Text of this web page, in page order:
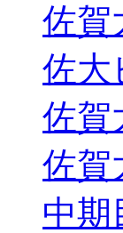
佐賀
佐大
佐賀
佐賀
中期